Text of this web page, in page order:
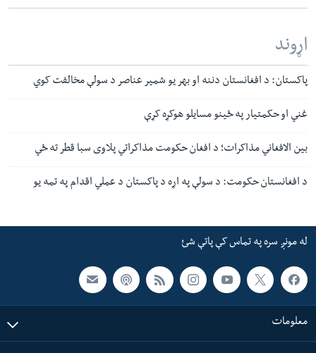
اړوند
پاکستان: د افغانستان دننه او بهر یو شمیر عناصر د سولې مخالفت کوي
غني او حکمتیار په ځینو مسایلو هوکړه کړې
بین الافغاني مذاکرات؛ د افغان حکومت مذاکراتي پلاوی سبا قطر ته ځي
د افغانستان حکومت: د سولې په اړه د پاکستان د عملي‌ اقدام په تمه یو
له مونږ سره په تماس کې پاتې شئ
معلومات